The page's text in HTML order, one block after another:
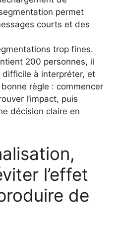
permet
courts et des
trop fines.
200 personnes, il
à interpréter, et
règle : commencer
l’impact, puis
décision claire en
l’effet
de